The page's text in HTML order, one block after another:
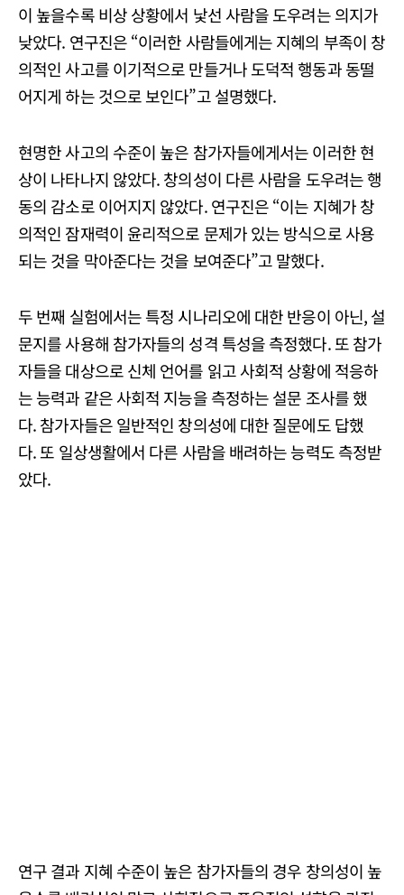
이 높을수록 비상 상황에서 낯선 사람을 도우려는 의지가
낮았다. 연구진은 “이러한 사람들에게는 지혜의 부족이 창
의적인 사고를 이기적으로 만들거나 도덕적 행동과 동떨
어지게 하는 것으로 보인다”고 설명했다.
현명한 사고의 수준이 높은 참가자들에게서는 이러한 현
상이 나타나지 않았다. 창의성이 다른 사람을 도우려는 행
동의 감소로 이어지지 않았다. 연구진은 “이는 지혜가 창
의적인 잠재력이 윤리적으로 문제가 있는 방식으로 사용
되는 것을 막아준다는 것을 보여준다”고 말했다.
두 번째 실험에서는 특정 시나리오에 대한 반응이 아닌, 설
문지를 사용해 참가자들의 성격 특성을 측정했다. 또 참가
자들을 대상으로 신체 언어를 읽고 사회적 상황에 적응하
는 능력과 같은 사회적 지능을 측정하는 설문 조사를 했
다. 참가자들은 일반적인 창의성에 대한 질문에도 답했
다. 또 일상생활에서 다른 사람을 배려하는 능력도 측정받
았다.
연구 결과 지혜 수준이 높은 참가자들의 경우 창의성이 높